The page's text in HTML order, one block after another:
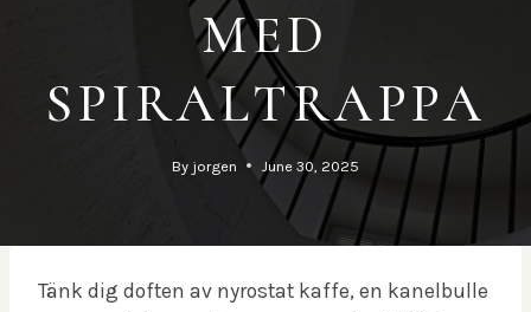
MED
SPIRALTRAPPA
By jorgen June 30, 2025
Tänk dig doften av nyrostat kaffe, en kanelbulle